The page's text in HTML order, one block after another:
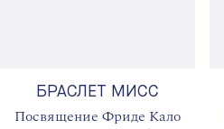
БРАСЛЕТ МИСС
Посвящение Фриде Кало